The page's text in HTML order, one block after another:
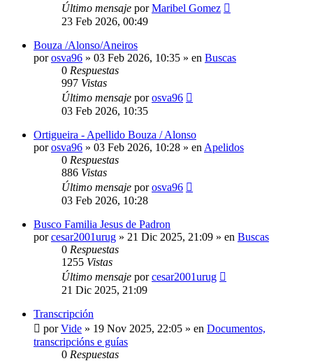
Último mensaje porMaribel Gomez
23 Feb 2026, 00:49
Bouza /Alonso/Aneiros
porosva96 » 03 Feb 2026, 10:35 » en Buscas
0 Respuestas
997 Vistas
Último mensaje porosva96
03 Feb 2026, 10:35
Ortigueira - Apellido Bouza / Alonso
porosva96 » 03 Feb 2026, 10:28 » en Apelidos
0 Respuestas
886 Vistas
Último mensaje porosva96
03 Feb 2026, 10:28
Busco Familia Jesus de Padron
porcesar2001urug » 21 Dic 2025, 21:09 » en Buscas
0 Respuestas
1255 Vistas
Último mensaje porcesar2001urug
21 Dic 2025, 21:09
Transcripción
porVide » 19 Nov 2025, 22:05 » en Documentos,
transcripcións e guías
0 Respuestas